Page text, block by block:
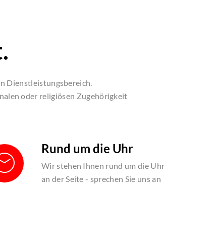
Dienstleistungsbereich.
oder religiösen Zugehörigkeit
Rund um die Uhr
Wir stehen Ihnen rund um die Uhr
an der Seite - sprechen Sie uns an